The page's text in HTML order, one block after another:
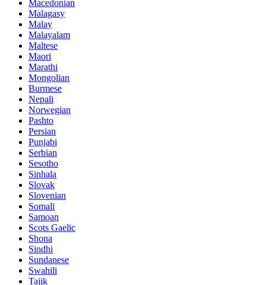
Macedonian
Malagasy
Malay
Malayalam
Maltese
Maori
Marathi
Mongolian
Burmese
Nepali
Norwegian
Pashto
Persian
Punjabi
Serbian
Sesotho
Sinhala
Slovak
Slovenian
Somali
Samoan
Scots Gaelic
Shona
Sindhi
Sundanese
Swahili
Tajik